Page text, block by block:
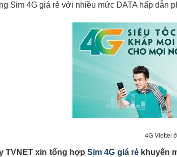
Sim 4G giá rẻ với nhiều mức DATA hấp dẫn
4G Viettel
TVNET xin tổng hợpSim 4G giá rẻkhuyến